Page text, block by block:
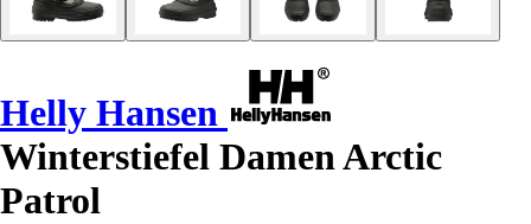
Helly Hansen
Winterstiefel Damen Arctic
Patrol